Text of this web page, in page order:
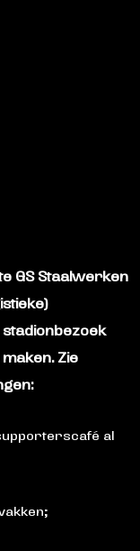
GS Staalwerken
Zie
al